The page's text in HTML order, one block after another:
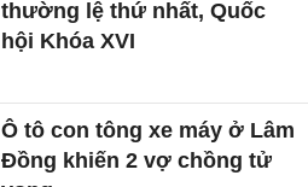
thường lệ thứ nhất, Quốc
hội Khóa XVI
Ô tô con tông xe máy ở Lâm
Đồng khiến 2 vợ chồng tử